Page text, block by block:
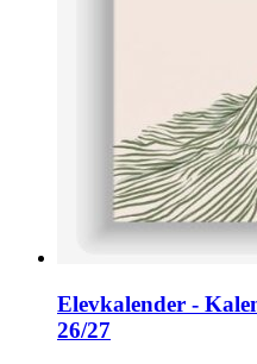
Elevkalender -
26/27